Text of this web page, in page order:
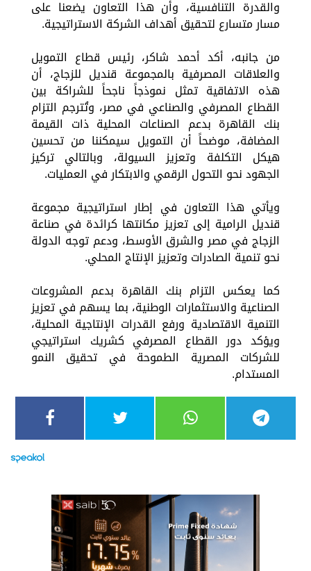
والقدرة التنافسية، وأن هذا التعاون يضعنا على
مسار متسارع لتحقيق أهداف الشركة الاستراتيجية.
من جانبه، أكد أحمد شاكر، رئيس قطاع التمويل
والعلاقات المصرفية بالمجموعة قنديل للزجاج، أن
هذه الاتفاقية تمثل نموذجاً ناجحاً للشراكة بين
القطاع المصرفي والصناعي في مصر، وتُترجم التزام
بنك القاهرة بدعم الصناعات المحلية ذات القيمة
المضافة، موضحاً أن التمويل سيمكننا من تحسين
هيكل التكلفة وتعزيز السيولة، وبالتالي تركيز
الجهود نحو التحول الرقمي والابتكار في العمليات.
ويأتي هذا التعاون في إطار استراتيجية مجموعة
قنديل الرامية إلى تعزيز مكانتها كرائدة في صناعة
الزجاج في مصر والشرق الأوسط، ودعم توجه الدولة
نحو تنمية الصادرات وتعزيز الإنتاج المحلي.
كما يعكس التزام بنك القاهرة بدعم المشروعات
الصناعية والاستثمارات الوطنية، بما يسهم في تعزيز
التنمية الاقتصادية ورفع القدرات الإنتاجية المحلية،
ويؤكد دور القطاع المصرفي كشريك استراتيجي
للشركات المصرية الطموحة في تحقيق النمو
المستدام.